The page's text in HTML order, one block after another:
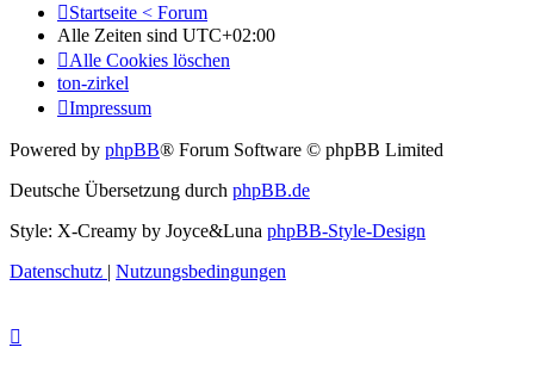
Startseite < Forum
Alle Zeiten sind UTC+02:00
Alle Cookies löschen
ton-zirkel
Impressum
Powered by phpBB® Forum Software © phpBB Limited
Deutsche Übersetzung durch phpBB.de
Style: X-Creamy by Joyce&Luna phpBB-Style-Design
Datenschutz | Nutzungsbedingungen